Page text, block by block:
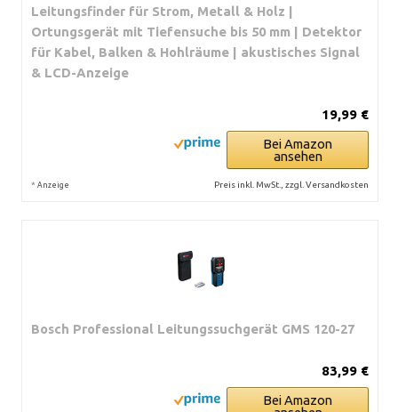
Leitungsfinder für Strom, Metall & Holz |
Ortungsgerät mit Tiefensuche bis 50 mm | Detektor
für Kabel, Balken & Hohlräume | akustisches Signal
& LCD-Anzeige
19,99 €
Bei Amazon
ansehen
* Anzeige Preis inkl. MwSt., zzgl. Versandkosten
Bosch Professional Leitungssuchgerät GMS 120-27
83,99 €
Bei Amazon